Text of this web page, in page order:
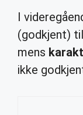
I
(godkjent)
mens
ikke